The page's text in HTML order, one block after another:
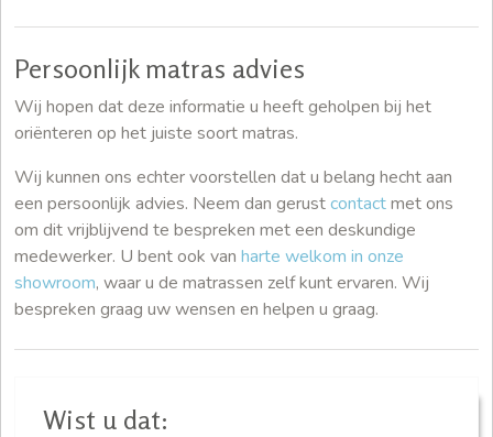
Persoonlijk matras advies
Wij hopen dat deze informatie u heeft geholpen bij het
oriënteren op het juiste soort matras.
Wij kunnen ons echter voorstellen dat u belang hecht aan
een persoonlijk advies. Neem dan gerustcontactmet ons
om dit vrijblijvend te bespreken met een deskundige
medewerker. U bent ook van harte welkom in onze
showroom, waar u de matrassen zelf kunt ervaren. Wij
bespreken graag uw wensen en helpen u graag.
Wist u dat: